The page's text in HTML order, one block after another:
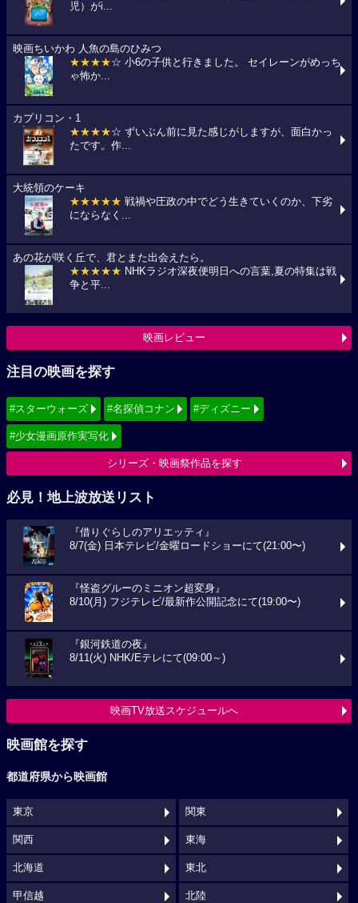
児）がi...
映画ちいかわ 人魚の島のひみつ
★★★★☆ 小6の子供と行きました。 セイレーンがめっち
ゃ怖か...
カプリコン・1
★★★★☆ ずいぶん前に見た感じがしますが、面白かっ
たです。作...
大統領のケーキ
★★★★★ 戦禍や圧政の中でどう生きていくのか、下劣
にならなく...
あの花が咲く丘で、君とまた出会えたら。
★★★★★ NHKラジオ深夜便明日への言葉,夏の特集は戦
争と平...
映画レビュー
注目の映画を探す
#スターウォーズ #名探偵コナン #ディズニー
#少女漫画原作実写化
シリーズ・映画祭作品を探す
必見！地上波放送リスト
『借りぐらしのアリエッティ』
8/7(金) 日本テレビ/金曜ロードショーにて(21:00〜)
『怪盗グルーのミニオン超変身』
8/10(月) フジテレビ/最新作公開記念にて(19:00〜)
『銀河鉄道の夜』
8/11(火) NHK/Eテレにて(09:00～)
映画TV放送スケジュールへ
映画館を探す
都道府県から映画館
東京 関東
関西 東海
北海道 東北
甲信越 北陸